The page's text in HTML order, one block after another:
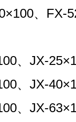
、FX-
、JX-
、JX-
、JX-